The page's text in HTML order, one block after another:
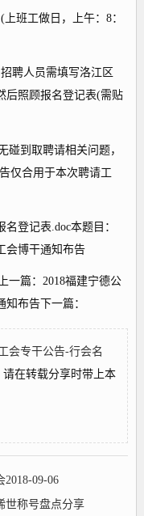
班工做日，上午：8：
聘人员需填写洛江区
后照顾报名登记表(需贴
到取聘请相关问题，
仅合用于本次聘请工
登记表.doc本题目：
会博干通知布告
篇：2018福建宁德公
布告下一篇：
会专干公告-行会名
请在转载分享时带上本
09-06
世称号盘点分享